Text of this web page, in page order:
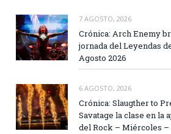
7 AGOSTO, 2026
Crónica: Arch Enemy
jornada del Leyendas
Agosto 2026
6 AGOSTO, 2026
Crónica: Slaugther to
Savatage la clase en la
del Rock – Miércoles –